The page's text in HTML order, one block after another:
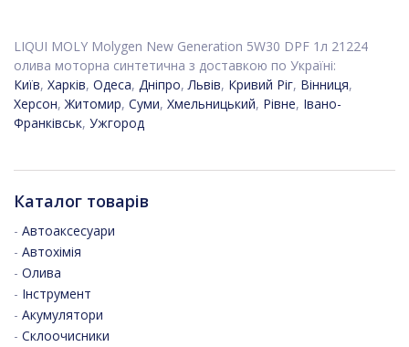
LIQUI MOLY Molygen New Generation 5W30 DPF 1л 21224
олива моторна синтетична з доставкою по Україні:
Київ, Харків, Одеса, Дніпро,Львів, Кривий Ріг, Вінниця,
Херсон,Житомир, Суми, Хмельницький, Рівне, Івано-
Франківськ, Ужгород
Каталог товарів
- Автоаксесуари
- Автохімія
- Олива
- Інструмент
- Акумулятори
- Склоочисники